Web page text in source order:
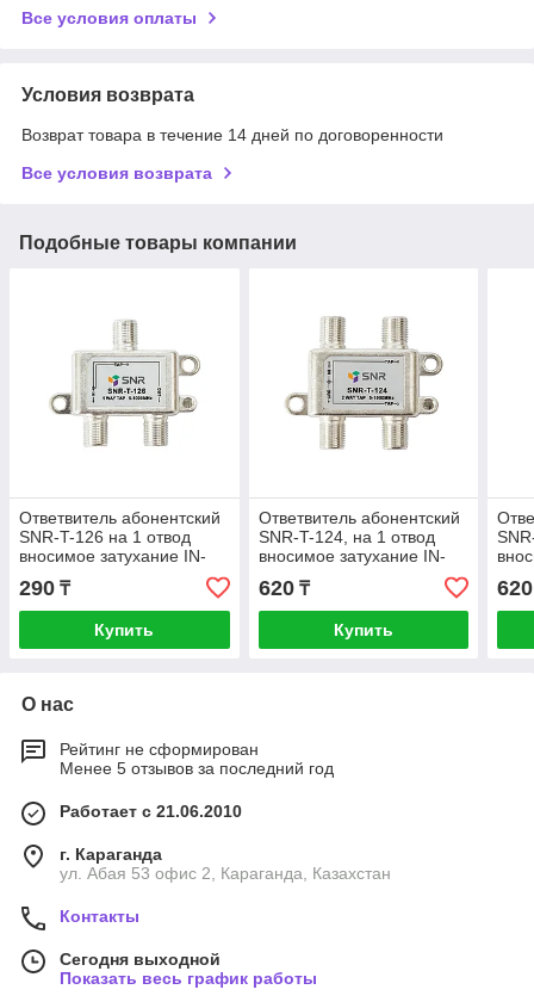
Все условия оплаты
Условия возврата
Возврат товара в течение 14 дней по договоренности
Все условия возврата
Подобные товары компании
Ответвитель абонентский
SNR-T-126 на 1 отвод
вносимое затухание IN-
TAP 26dB.
290 ₸
Купить
Ответвитель абонентский
SNR-T-124, на 1 отвод
вносимое затухание IN-
TAP 24dB.
620₸
Купить
620
О нас
Рейтинг не сформирован
Менее 5 отзывов за последний год
Работает с 21.06.2010
г. Караганда
ул. Абая 53 офис 2, Караганда, Казахстан
Контакты
Сегодня выходной
Показать весь график работы